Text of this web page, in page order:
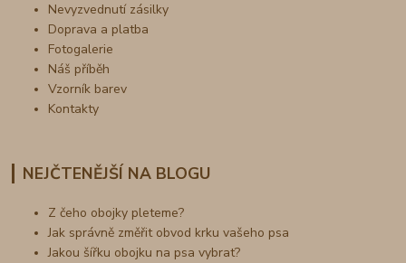
Nevyzvednutí zásilky
Doprava a platba
Fotogalerie
Náš příběh
Vzorník barev
Kontakty
NEJČTENĚJŠÍ NA BLOGU
Z čeho obojky pleteme?
Jak správně změřit obvod krku vašeho psa
Jakou šířku obojku na psa vybrat?